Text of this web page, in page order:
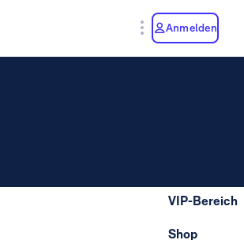
Anmelden
VIP-Bereich
Shop